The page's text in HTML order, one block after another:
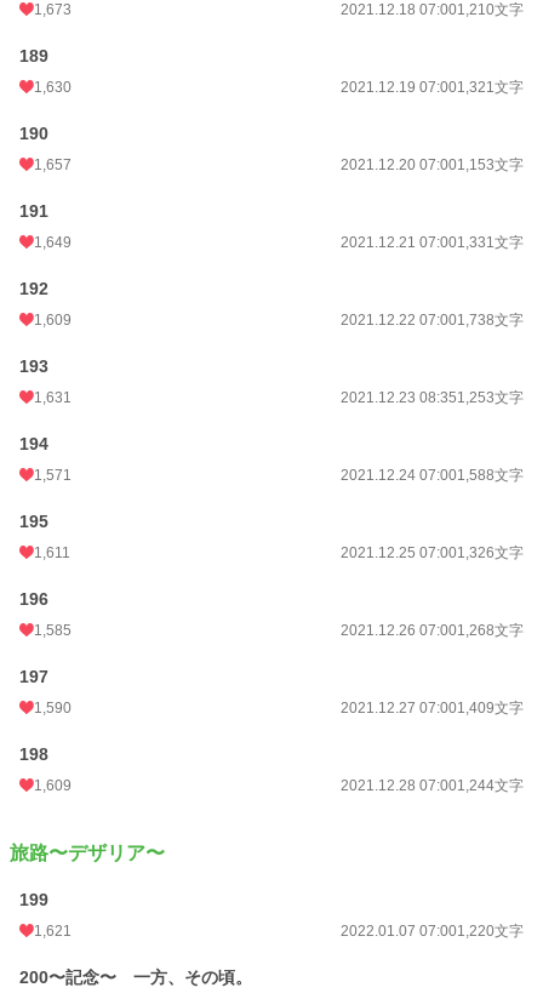
1,673 2021.12.18 07:001,210文字
189
1,630 2021.12.19 07:001,321文字
190
1,657 2021.12.20 07:001,153文字
191
1,649 2021.12.21 07:001,331文字
192
1,609 2021.12.22 07:001,738文字
193
1,631 2021.12.23 08:351,253文字
194
1,571 2021.12.24 07:001,588文字
195
1,611 2021.12.25 07:001,326文字
196
1,585 2021.12.26 07:001,268文字
197
1,590 2021.12.27 07:001,409文字
198
1,609 2021.12.28 07:001,244文字
旅路〜デザリア〜
199
1,621 2022.01.07 07:001,220文字
200〜記念〜 一方、その頃。